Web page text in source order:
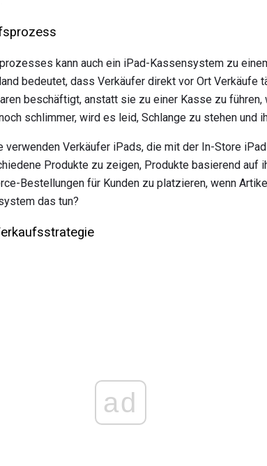
kann auch ein iPad-Kassensystem zu
bedeutet, dass Verkäufer direkt vor Ort Verkäufe
beschäftigt, anstatt sie zu einer Kasse zu
schlimmer, wird es leid, Schlange zu stehen und
Verkäufer iPads, die mit der In-Store
Produkte zu zeigen, Produkte basierend auf
Bestellungen für Kunden zu platzieren, wenn
das tun?
ad